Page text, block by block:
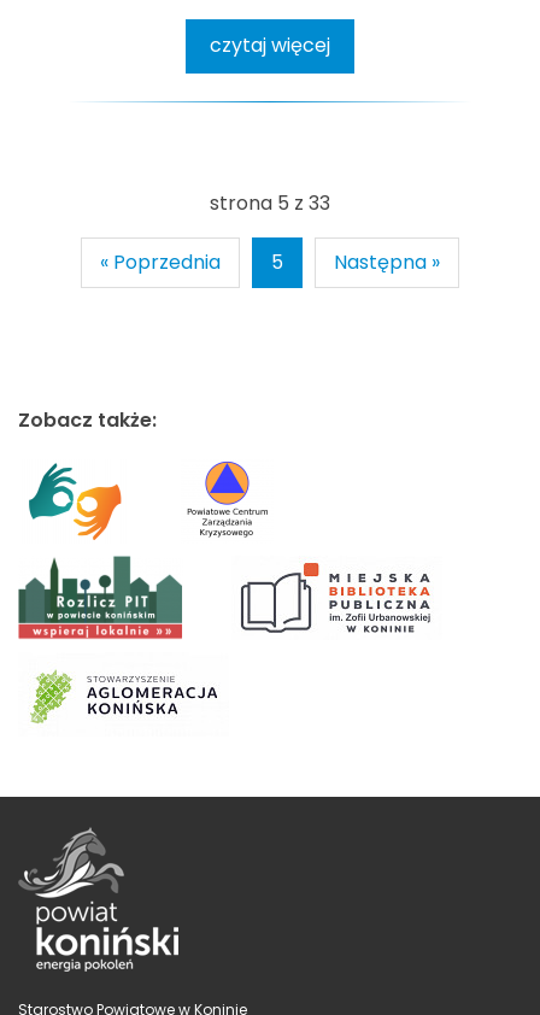
czytaj więcej
strona 5 z 33
« Poprzednia 5 Następna »
Zobacz także:
Starostwo Powiatowe w Koninie